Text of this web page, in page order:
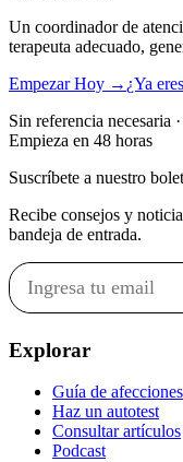
Un coordinador de
terapeuta adecuado,
Empezar Hoy → ¿Ya
Sin referencia necesaria
Empieza en 48 horas
Suscríbete a nuestro
Recibe consejos y
bandeja de entrada.
Explorar
Guía de afecciones
Haz un autotest
Consultar artículos
Podcast